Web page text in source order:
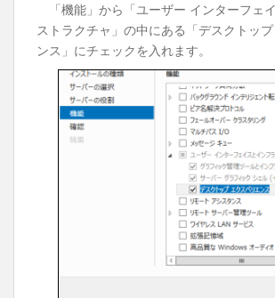
「機能」から「ユーザー インターフェ
ストラクチャ」の中にある「デスクトッ
ンス」にチェックを入れます。